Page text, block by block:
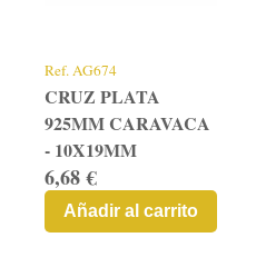
Ref.AG674
CRUZ PLATA
925MM CARAVACA
- 10X19MM
6,68 €
Añadir al carrito